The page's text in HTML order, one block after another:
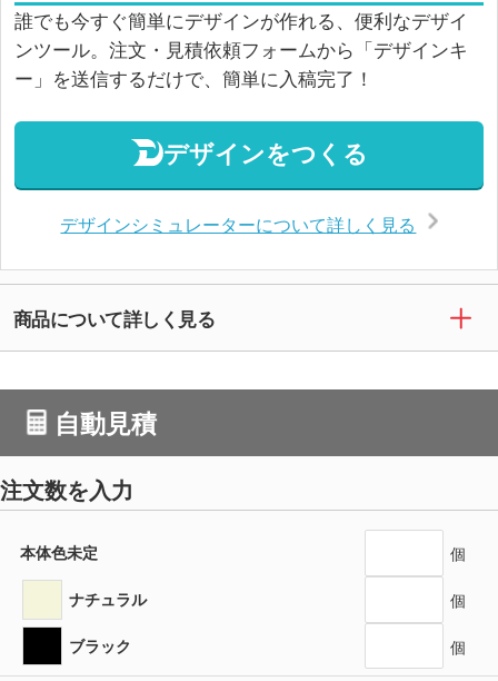
誰でも今すぐ簡単にデザインが作れる、便利なデザイ
ンツール。注文・見積依頼フォームから「デザインキ
ー」を送信するだけで、簡単に入稿完了！
デザインをつくる
デザインシミュレーターについて詳しく見る
商品について詳しく見る
自動見積
注文数を入力
本体色未定 個
ナチュラル 個
ブラック 個